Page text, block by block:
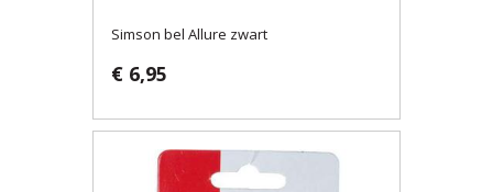
Simson bel Allure zwart
€ 6,95